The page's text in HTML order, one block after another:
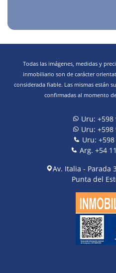
Todas las imágenes, medidas y
inmobiliario son de carácter
considerada fiable. Las mismas están
confirmadas al momento
Uru: +598
Uru: +598
Uru:
Arg. +54
Av. Italia - Parada
Punta del